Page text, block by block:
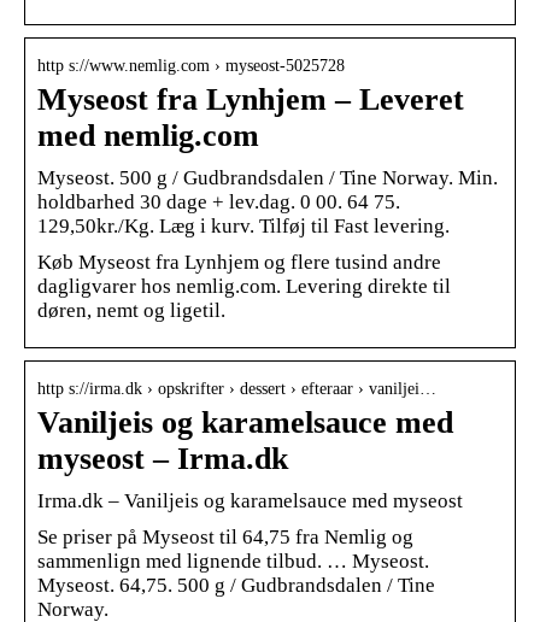
http s://www.nemlig.com › myseost-5025728
Myseost fra Lynhjem – Leveret
med nemlig.com
Myseost. 500 g / Gudbrandsdalen / Tine Norway. Min.
holdbarhed 30 dage + lev.dag. 0 00. 64 75.
129,50kr./Kg. Læg i kurv. Tilføj til Fast levering.
Køb Myseost fra Lynhjem og flere tusind andre
dagligvarer hos nemlig.com. Levering direkte til
døren, nemt og ligetil.
http s://irma.dk › opskrifter › dessert › efteraar › vaniljei…
Vaniljeis og karamelsauce med
myseost – Irma.dk
Irma.dk – Vaniljeis og karamelsauce med myseost
Se priser på Myseost til 64,75 fra Nemlig og
sammenlign med lignende tilbud. … Myseost.
Myseost. 64,75. 500 g / Gudbrandsdalen / Tine
Norway.